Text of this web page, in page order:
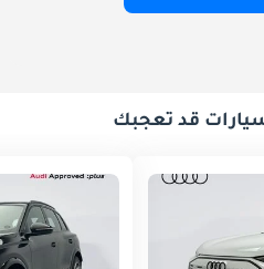
قد تعجبك